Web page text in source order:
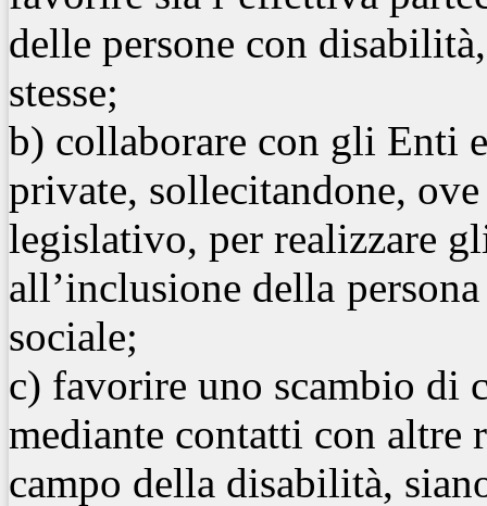
delle persone con
stesse;
b) collaborare con gli Enti
private, sollecitandone,
legislativo, per realizzare
all’inclusione della
sociale;
c) favorire uno scambio di
mediante contatti con altre
campo della disabilità,